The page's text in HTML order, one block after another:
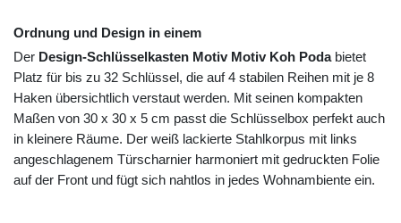
Ordnung und Design in einem
Der Design-Schlüsselkasten Motiv Motiv Koh Podabietet
Platz für bis zu 32 Schlüssel, die auf 4 stabilen Reihen mit je 8
Haken übersichtlich verstaut werden. Mit seinen kompakten
Maßen von 30 x 30 x 5 cm passt die Schlüsselbox perfekt auch
in kleinere Räume. Der weiß lackierte Stahlkorpus mit links
angeschlagenem Türscharnier harmoniert mit gedruckten Folie
auf der Front und fügt sich nahtlos in jedes Wohnambiente ein.